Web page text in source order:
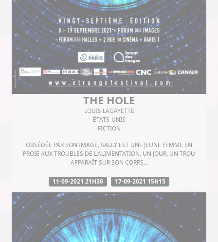
THE HOLE
LOUIS LAGAYETTE
ÉTATS-UNIS
FICTION
OBSÉDÉE PAR SON IMAGE, SALLY EST UNE JEUNE FEMME EN
PROIE AUX TROUBLES DE L'ALIMENTATION. UN JOUR, UN TROU
APPARAÎT SUR SON CORPS...
11-09-2021 21H30 17-09-2021 15H15